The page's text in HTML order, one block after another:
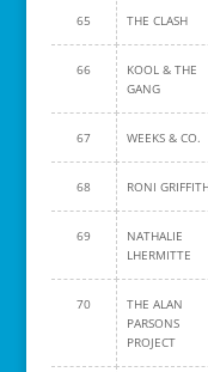
65 THE CLASH
66
KOOL & THE
GANG
67 WEEKS & CO.
68 RONI
69
NATHALIE
LHERMITTE
70
THE ALAN
PARSONS
PROJECT